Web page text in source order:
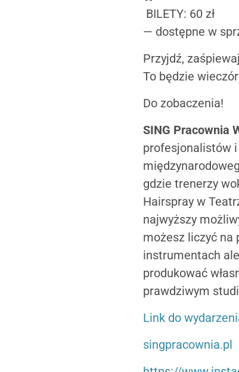
BILETY: 60 zł
— dostępne w
Przyjdź,
To będzie
Do zobaczenia!
SING Pracownia
profesjonalistów
gdzie trenerzy
Hairspray w
najwyższy
możesz liczyć na
instrumentach
produkować
prawdziwym
Link do
singpracownia.pl